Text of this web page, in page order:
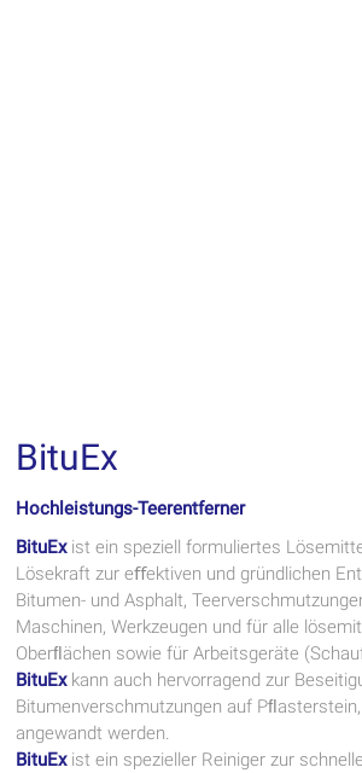
BituEx
Hochleistungs-Teerentferner
BituExist ein speziell formuliertes
Lösekraft zur eﬀektiven und gründlichen
Bitumen- und Asphalt,
Maschinen, Werkzeugen und für alle
Oberﬂächen sowie für Arbeitsgeräte
BituExkann auch hervorragend zur
Bitumenverschmutzungen auf
angewandt werden.
BituExist ein spezieller Reiniger zur